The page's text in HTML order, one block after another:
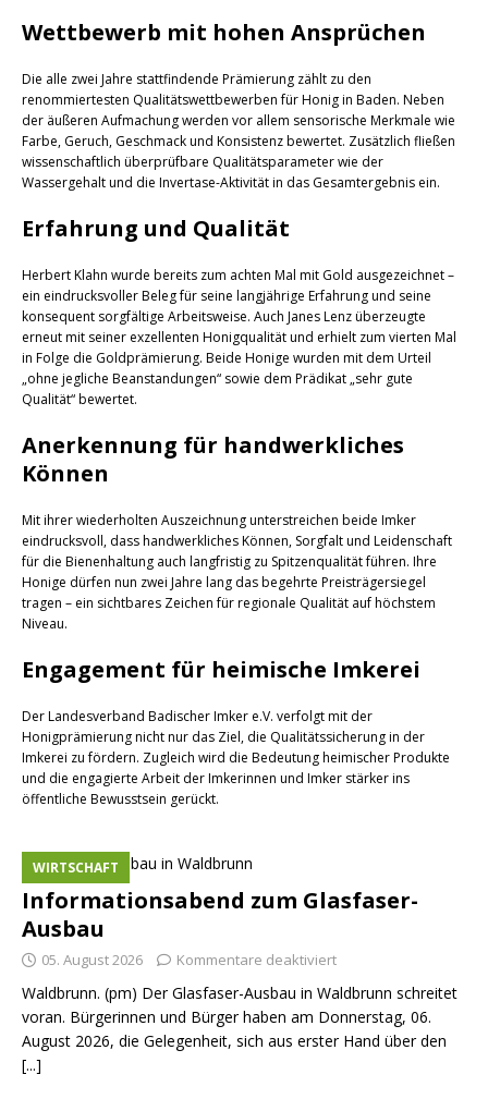
Wettbewerb mit hohen Ansprüchen
Die alle zwei Jahre stattfindende Prämierung zählt zu den
renommiertesten Qualitätswettbewerben für Honig in Baden. Neben
der äußeren Aufmachung werden vor allem sensorische Merkmale wie
Farbe, Geruch, Geschmack und Konsistenz bewertet. Zusätzlich fließen
wissenschaftlich überprüfbare Qualitätsparameter wie der
Wassergehalt und die Invertase-Aktivität in das Gesamtergebnis ein.
Erfahrung und Qualität
Herbert Klahn wurde bereits zum achten Mal mit Gold ausgezeichnet –
ein eindrucksvoller Beleg für seine langjährige Erfahrung und seine
konsequent sorgfältige Arbeitsweise. Auch Janes Lenz überzeugte
erneut mit seiner exzellenten Honigqualität und erhielt zum vierten Mal
in Folge die Goldprämierung. Beide Honige wurden mit dem Urteil
„ohne jegliche Beanstandungen“ sowie dem Prädikat „sehr gute
Qualität“ bewertet.
Anerkennung für handwerkliches
Können
Mit ihrer wiederholten Auszeichnung unterstreichen beide Imker
eindrucksvoll, dass handwerkliches Können, Sorgfalt und Leidenschaft
für die Bienenhaltung auch langfristig zu Spitzenqualität führen. Ihre
Honige dürfen nun zwei Jahre lang das begehrte Preisträgersiegel
tragen – ein sichtbares Zeichen für regionale Qualität auf höchstem
Niveau.
Engagement für heimische Imkerei
Der Landesverband Badischer Imker e.V. verfolgt mit der
Honigprämierung nicht nur das Ziel, die Qualitätssicherung in der
Imkerei zu fördern. Zugleich wird die Bedeutung heimischer Produkte
und die engagierte Arbeit der Imkerinnen und Imker stärker ins
öffentliche Bewusstsein gerückt.
Informationsabend zum Glasfaser-
Ausbau
WIRTSCHAFT
05. August 2026 Kommentare deaktiviert
Waldbrunn. (pm) Der Glasfaser-Ausbau in Waldbrunn schreitet
voran. Bürgerinnen und Bürger haben am Donnerstag, 06.
August 2026, die Gelegenheit, sich aus erster Hand über den
[...]